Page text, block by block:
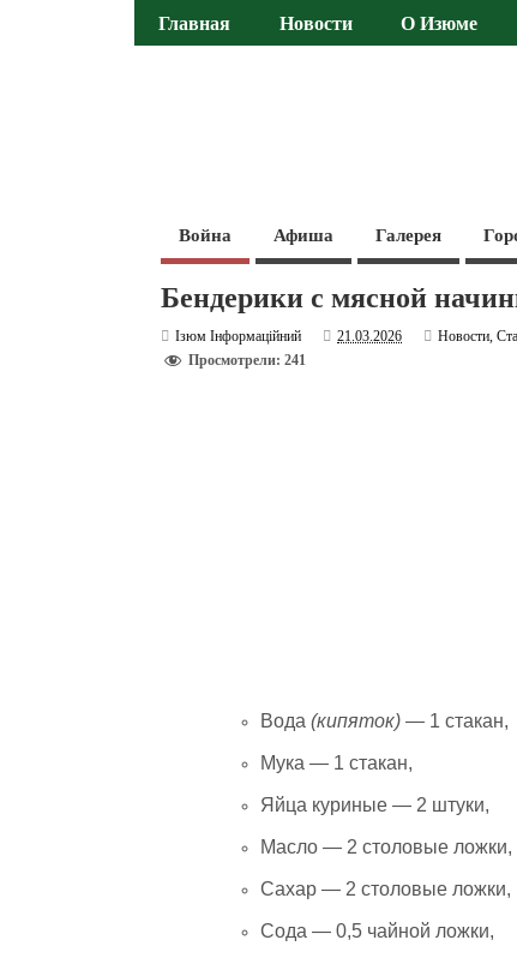
Главная Новости О Изюме
Война Афиша Галерея
Бендерики с мясной
Ізюм Інформаційний 21.03.2026 Новости,
Просмотрели: 241
Вода (кипяток)— 1 стакан,
Мука — 1 стакан,
Яйца куриные — 2 штуки,
Масло — 2 столовые ложки,
Сахар — 2 столовые ложки,
Сода — 0,5 чайной ложки,